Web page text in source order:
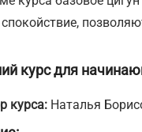
курс для
курса: Наталья